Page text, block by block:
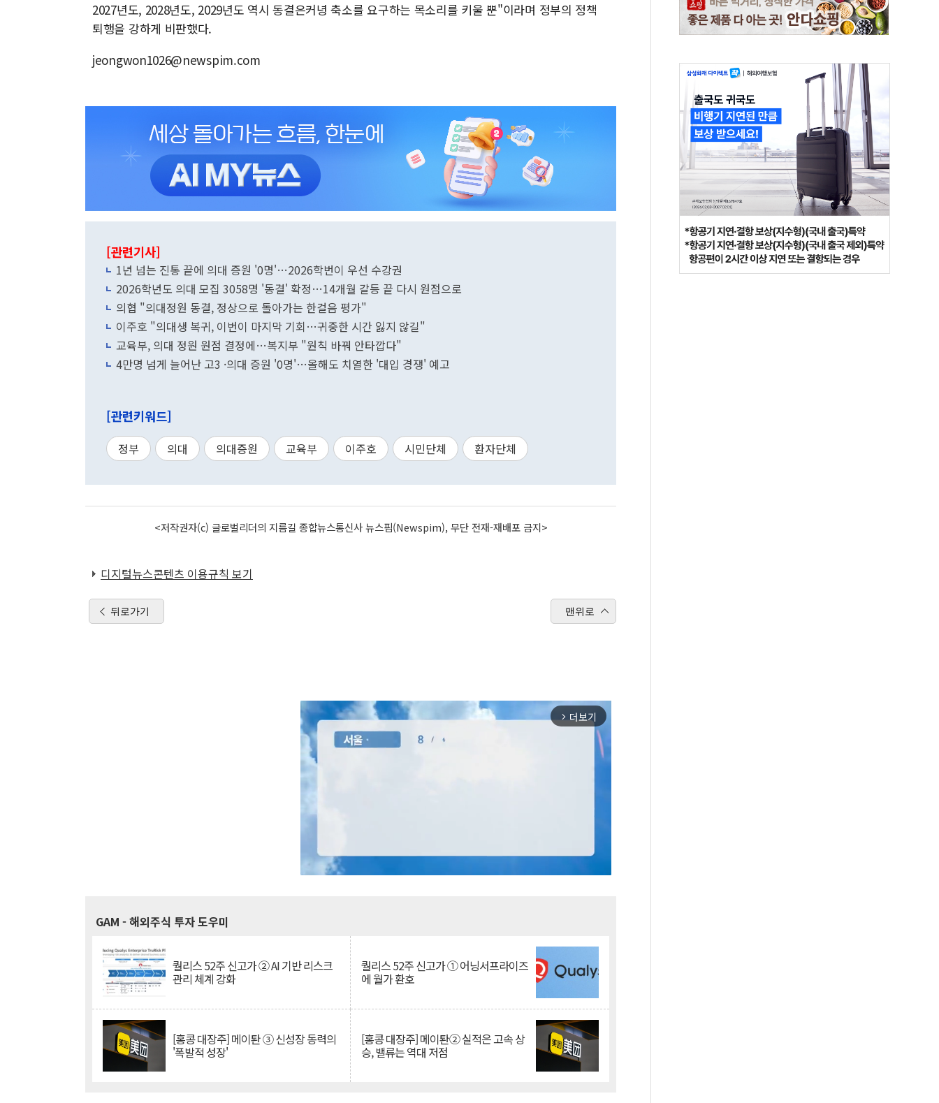
2027년도, 2028년도, 2029년도 역시 동결은커녕 축소를 요구하는 목소리를 키울 뿐"이라며 정부의 정책
퇴행을 강하게 비판했다.
jeongwon1026@newspim.com
[관련기사]
1년 넘는 진통 끝에 의대 증원 '0명'…2026학번이 우선 수강권
2026학년도 의대 모집 3058명 '동결' 확정…14개월 갈등 끝 다시 원점으로
의협 "의대정원 동결, 정상으로 돌아가는 한걸음 평가"
이주호 "의대생 복귀, 이번이 마지막 기회…귀중한 시간 잃지 않길"
교육부, 의대 정원 원점 결정에…복지부 "원칙 바꿔 안타깝다"
4만명 넘게 늘어난 고3 ·의대 증원 '0명'…올해도 치열한 '대입 경쟁' 예고
[관련키워드]
정부 의대 의대증원 교육부 이주호 시민단체 환자단체
<저작권자(c) 글로벌리더의 지름길 종합뉴스통신사 뉴스핌(Newspim), 무단 전재-재배포 금지>
디지털뉴스콘텐츠 이용규칙 보기
뒤로가기 맨위로
arrow_forward_ios 더보기
GAM - 해외주식 투자 도우미
퀄리스 52주 신고가 ② AI 기반 리스크
관리 체계 강화
퀄리스 52주 신고가 ① 어닝서프라이즈
에 월가 환호
[홍콩 대장주] 메이퇀 ③ 신성장 동력의
'폭발적 성장'
[홍콩 대장주] 메이퇀② 실적은 고속 상
승, 밸류는 역대 저점